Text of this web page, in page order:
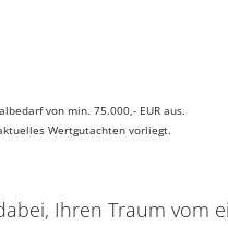
von min. 75.000,- EUR aus.
Wertgutachten vorliegt.
Ihren Traum vom